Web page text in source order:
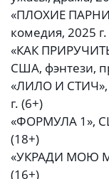
«ПЛОХИЕ
комедия, 2025
«КАК
США, фэнтези,
«ЛИЛО И СТИЧ»,
г. (6+)
«ФОРМУЛА 1»,
(18+)
«УКРАДИ МОЮ
(16+)